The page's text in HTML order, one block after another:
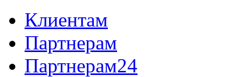
Клиентам
Партнерам
Партнерам24